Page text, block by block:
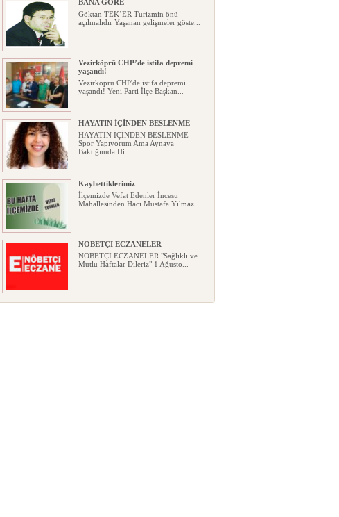
BANA GÖRE
Göktan TEK’ER Turizmin önü
açılmalıdır Yaşanan gelişmeler göste...
Vezirköprü CHP’de istifa depremi
yaşandı!
Vezirköprü CHP'de istifa depremi
yaşandı! Yeni Parti İlçe Başkan...
HAYATIN İÇİNDEN BESLENME
HAYATIN İÇİNDEN BESLENME
Spor Yapıyorum Ama Aynaya
Baktığımda Hi...
Kaybettiklerimiz
İlçemizde Vefat Edenler İncesu
Mahallesinden Hacı Mustafa Yılmaz...
NÖBETÇİ ECZANELER
NÖBETÇİ ECZANELER "Sağlıklı ve
Mutlu Haftalar Dileriz" 1 Ağusto...
Okullarda yeni dönem: Yönetmelik